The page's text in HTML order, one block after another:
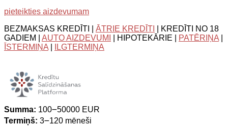
pieteikties aizdevumam
BEZMAKSAS KREDĪTI | ĀTRIE KREDĪTI
| KREDĪTI NO 18
GADIEM | AUTO AIZDEVUMI | HIPOTEKĀRIE | PATĒRIŅA
ĪSTERMIŅA
ILGTERMIŅA
Summa: 100౼50000 EUR
Termiņš: 3౼120 mēneši